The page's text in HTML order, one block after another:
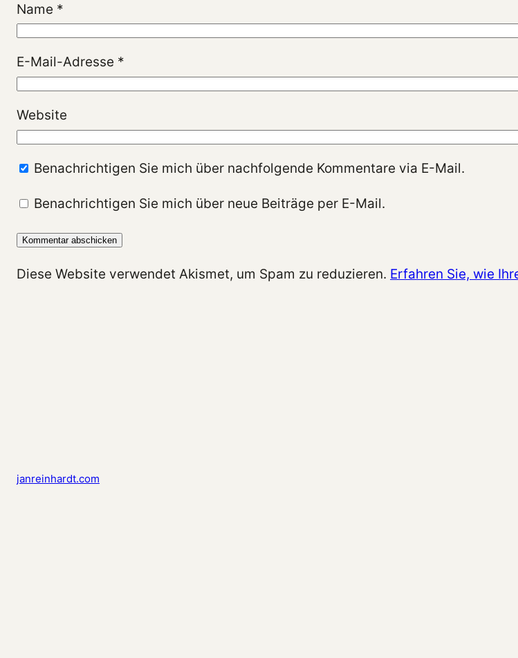
Name *
E-Mail-Adresse *
Website
Benachrichtigen Sie mich über nachfolgende Kommentare via E-Mail.
Benachrichtigen Sie mich über neue Beiträge per E-Mail.
Diese Website verwendet Akismet, um Spam zu reduzieren. Erfahren Sie, wie
janreinhardt.com